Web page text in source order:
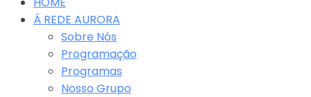
Á REDE AURORA
Sobre Nós
Programação
Programas
Nosso Grupo